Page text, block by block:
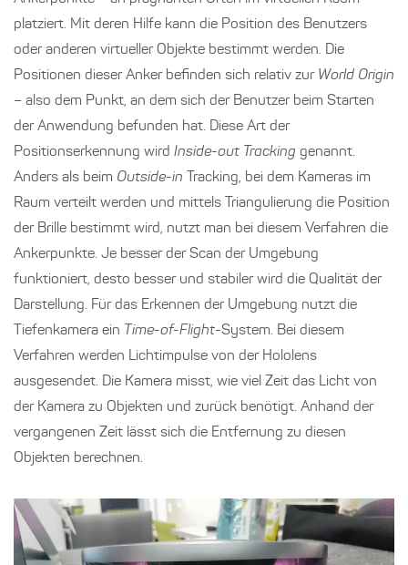
platziert. Mit deren Hilfe kann die Position des Benutzers
oder anderen virtueller Objekte bestimmt werden. Die
Positionen dieser Anker befinden sich relativ zur World Origin
– also dem Punkt, an dem sich der Benutzer beim Starten
der Anwendung befunden hat. Diese Art der
Positionserkennung wird Inside-out Tracking genannt.
Anders als beim Outside-in Tracking, bei dem Kameras im
Raum verteilt werden und mittels Triangulierung die Position
der Brille bestimmt wird, nutzt man bei diesem Verfahren die
Ankerpunkte. Je besser der Scan der Umgebung
funktioniert, desto besser und stabiler wird die Qualität der
Darstellung. Für das Erkennen der Umgebung nutzt die
Tiefenkamera ein Time-of-Flight-System. Bei diesem
Verfahren werden Lichtimpulse von der Hololens
ausgesendet. Die Kamera misst, wie viel Zeit das Licht von
der Kamera zu Objekten und zurück benötigt. Anhand der
vergangenen Zeit lässt sich die Entfernung zu diesen
Objekten berechnen.